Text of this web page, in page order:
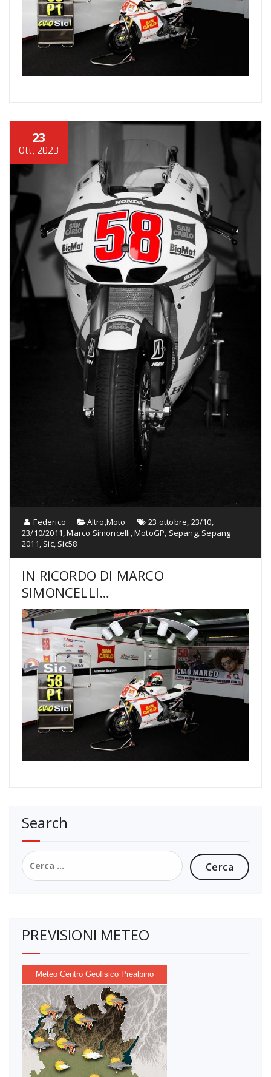
23
Ott, 2023
Federico Altro,Moto 23 ottobre, 23/10,
23/10/2011,Marco Simoncelli,MotoGP, Sepang, Sepang
2011, Sic, Sic58
IN RICORDO DI MARCO
SIMONCELLI…
Search
Ricerca
per:
PREVISIONI METEO